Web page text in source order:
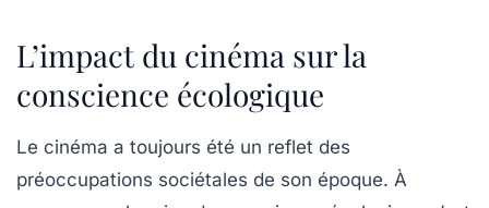
L’impact du cinéma sur la
conscience écologique
Le cinéma a toujours été un reflet des
préoccupations sociétales de son époque. À